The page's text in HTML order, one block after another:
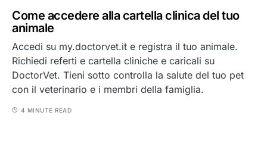
Come accedere alla cartella clinica del tuo
animale
Accedi su my.doctorvet.it e registra il tuo animale.
Richiedi referti e cartella cliniche e caricali su
DoctorVet. Tieni sotto controlla la salute del tuo pet
con il veterinario e i membri della famiglia.
4 MINUTE READ